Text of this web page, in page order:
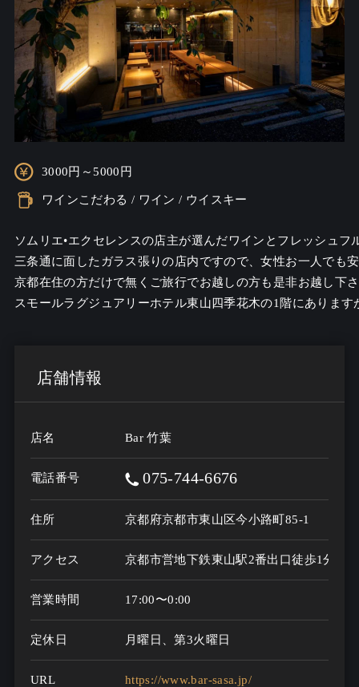
3000円～5000円
ワインこだわる / ワイン / ウイスキー
ソムリエ•エクセレンスの店主が選んだワインとフレッシュ
三条通に面したガラス張りの店内ですので、女性お一人でも
京都在住の方だけで無くご旅行でお越しの方も是非お越し下
スモールラグジュアリーホテル東山四季花木の1階にありま
店舗情報
店名 Bar 竹葉
電話番号 075-744-6676
住所 京都府京都市東山区今小路町85-1
アクセス 京都市営地下鉄東山駅2番出口徒歩1分
営業時間 17:00〜0:00
定休日 月曜日、第3火曜日
URL https://www.bar-sasa.jp/